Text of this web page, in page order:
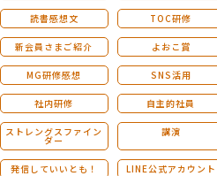
読書感想文 TOC研修
新会員さまご紹介 よおこ賞
MG研修感想 SNS活用
社内研修 自主的社員
ストレングスファイン
ダー
講演
発信していいとも！ LINE公式アカウント